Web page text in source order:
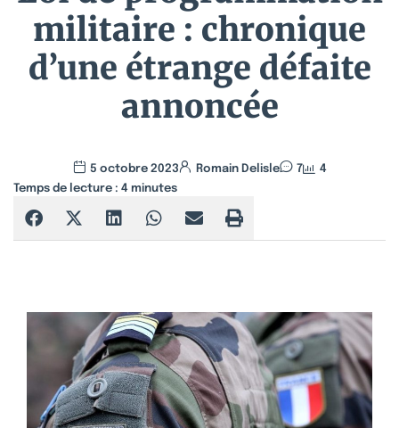
militaire : chronique
d’une étrange défaite
annoncée
5 octobre 2023 Romain Delisle 7
4
Temps de lecture : 4 minutes